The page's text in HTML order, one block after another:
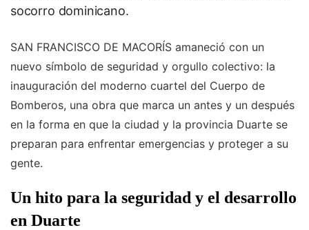
socorro dominicano.
SAN FRANCISCO DE MACORÍS amaneció con un
nuevo símbolo de seguridad y orgullo colectivo: la
inauguración del moderno cuartel del Cuerpo de
Bomberos, una obra que marca un antes y un después
en la forma en que la ciudad y la provincia Duarte se
preparan para enfrentar emergencias y proteger a su
gente.
Un hito para la seguridad y el desarrollo
en Duarte